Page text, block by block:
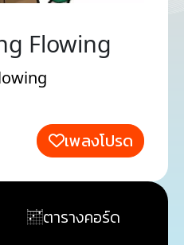
Flowing
เพลงโปรด
ตารางคอร์ด